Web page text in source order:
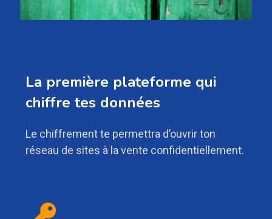
La première plateforme qui
chiffre tes données
Le chiffrement te permettra d’ouvrir ton
réseau de sites à la vente confidentiellement.